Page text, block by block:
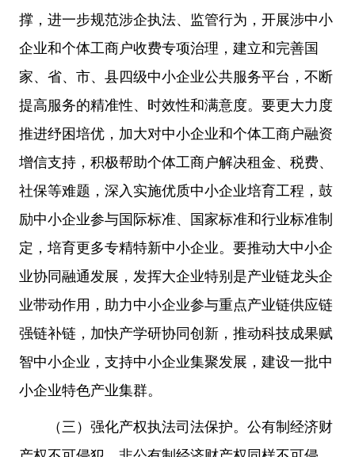
撑，进一步规范涉企执法、监管行为，开展涉中小
企业和个体工商户收费专项治理，建立和完善国
家、省、市、县四级中小企业公共服务平台，不断
提高服务的精准性、时效性和满意度。要更大力度
推进纾困培优，加大对中小企业和个体工商户融资
增信支持，积极帮助个体工商户解决租金、税费、
社保等难题，深入实施优质中小企业培育工程，鼓
励中小企业参与国际标准、国家标准和行业标准制
定，培育更多专精特新中小企业。要推动大中小企
业协同融通发展，发挥大企业特别是产业链龙头企
业带动作用，助力中小企业参与重点产业链供应链
强链补链，加快产学研协同创新，推动科技成果赋
智中小企业，支持中小企业集聚发展，建设一批中
小企业特色产业集群。
（三）强化产权执法司法保护。公有制经济财